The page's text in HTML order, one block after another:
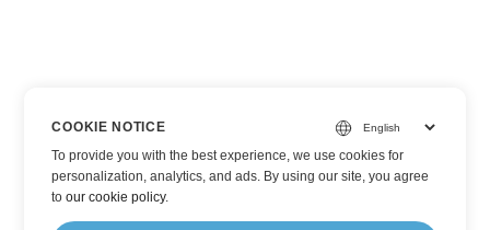
COOKIE NOTICE
To provide you with the best experience, we use cookies for
personalization, analytics, and ads. By using our site, you agree
toour cookie policy.